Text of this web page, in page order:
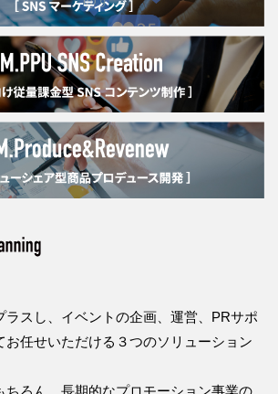
ラスし、イベントの企画、運営、PRサポ
お任せいただける３つのソリューション
ちろん、長期的なプロモーション事業の